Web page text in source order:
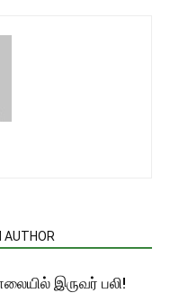
AUTHOR
இருவர் பலி!